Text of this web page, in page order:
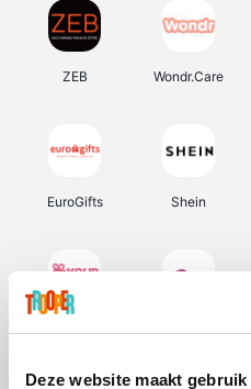
Deze website maakt
ZEB Wondr.Care
EuroGifts Shein